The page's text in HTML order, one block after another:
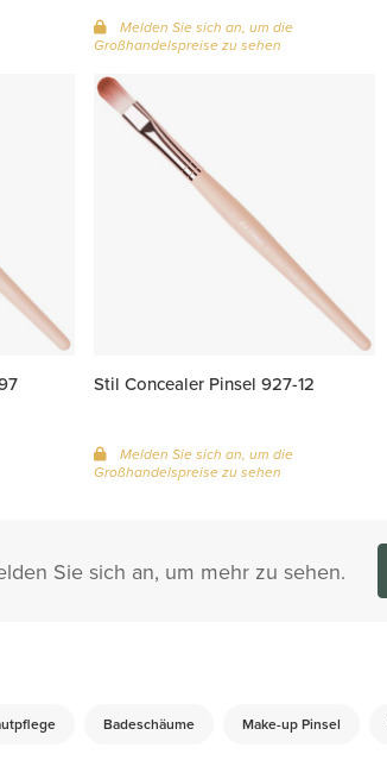
Melden Sie sich an, um die
Großhandelspreise zu sehen
Stil Concealer Pinsel 927-12
Melden Sie sich an, um die
Großhandelspreise zu sehen
Sie sich an, um mehr zu sehen.
Badeschäume Make-up Pinsel